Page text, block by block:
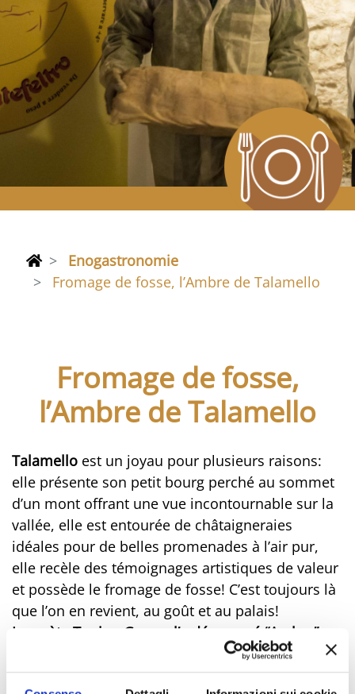
Enogastronomie
Fromage de fosse, l’Ambre de Talamello
Fromage de fosse,
l’Ambre de Talamello
Talamello est un joyau pour plusieurs raisons:
elle présente son petit bourg perché au sommet
d’un mont offrant une vue incontournable sur la
vallée, elle est entourée de châtaigneraies
idéales pour de belles promenades à l’air pur,
elle recèle des témoignages artistiques de valeur
et possède le fromage de fosse! C’est toujours là
que l’on en revient, au goût et au palais!
Le poète Tonino Guerra l’a dénommé “Ambre”
pour sa couleur, mais le nom ne suffit pas à lui
seul pour le connaître, c’est la saveur qui